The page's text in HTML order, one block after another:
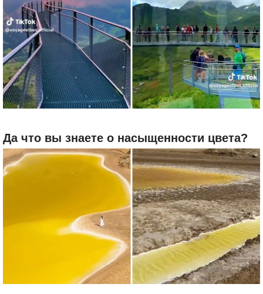
Да что вы знаете о насыщенности цвета?